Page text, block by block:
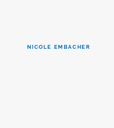
NICOLE EMBACHER